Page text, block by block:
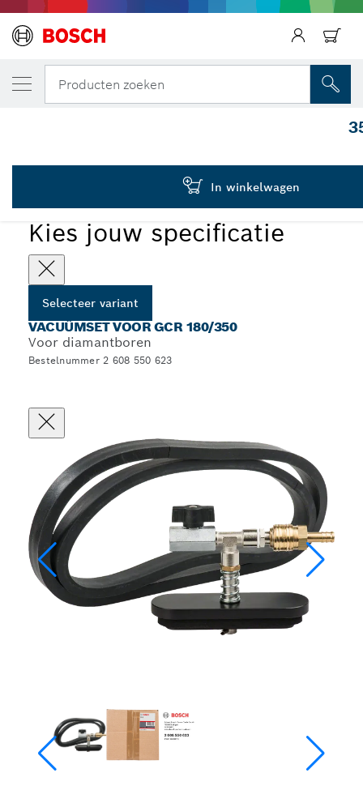
Producten zoeken
Kies jouw specificatie
Selecteer variant
VACUÜMSET VOOR GCR 180/350
Voor diamantboren
Bestelnummer 2 608 550 623
JOUW GESELECTEERDE VARIANT
Vacuümset voor GRC 180/350
2 608 550 623
In winkelwagen